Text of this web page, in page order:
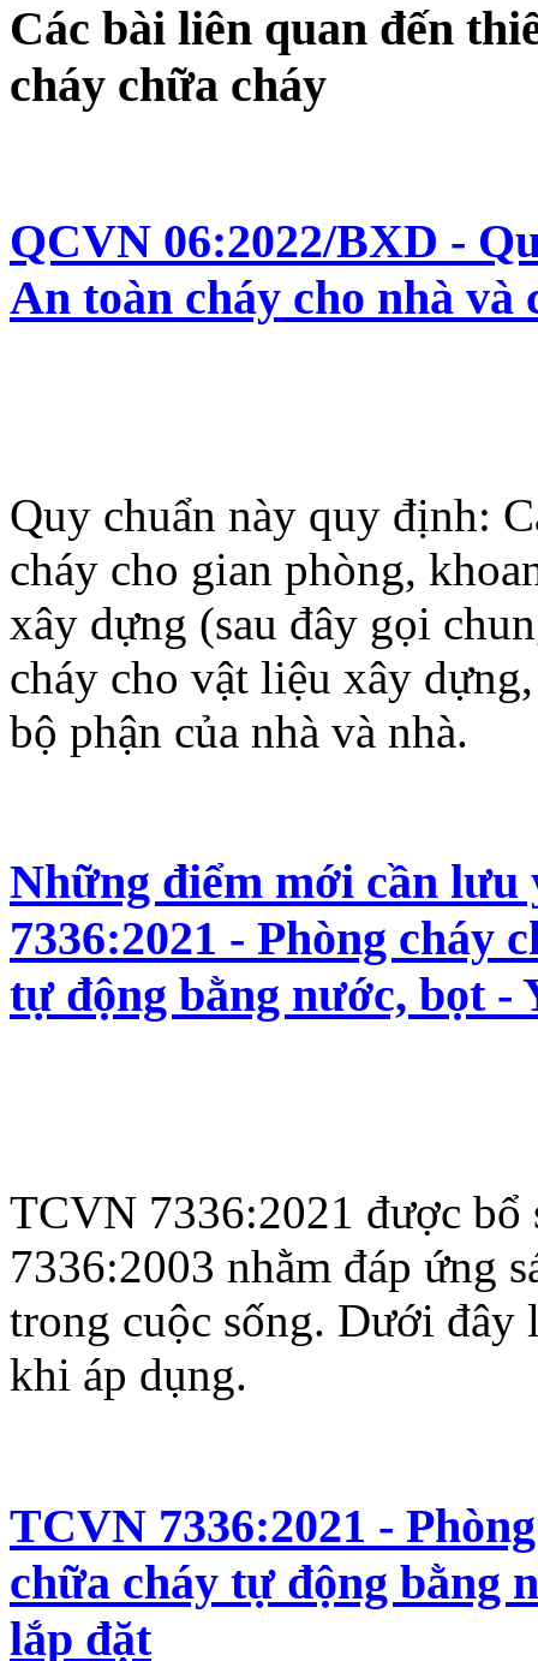
Các bài liên quan đến
cháy chữa cháy
QCVN 06:2022/BXD -
An toàn cháy cho nhà và
Quy chuẩn này quy định:
cháy cho gian phòng,
xây dựng (sau đây gọi
cháy cho vật liệu xây
bộ phận của nhà và nhà.
Những điểm mới cần
7336:2021 - Phòng cháy
tự động bằng nước, bọt -
TCVN 7336:2021 được
7336:2003 nhằm đáp ứng
trong cuộc sống. Dưới
khi áp dụng.
TCVN 7336:2021 -
chữa cháy tự động bằng
lắp đặt